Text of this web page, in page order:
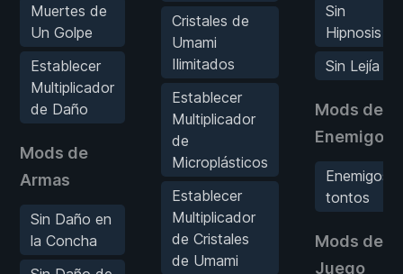
Muertes de
Un Golpe
Establecer
Multiplicador
de Daño
Mods de
Armas
Sin Daño en
la Concha
Cristales de
Umami
Ilimitados
Establecer
Multiplicador
de
Microplásticos
Establecer
Multiplicador
de Cristales
de Umami
Sin
Hipnosis
Sin Lejía
Mods de
Enemigos
Enemigos
tontos
Mods de
Juego